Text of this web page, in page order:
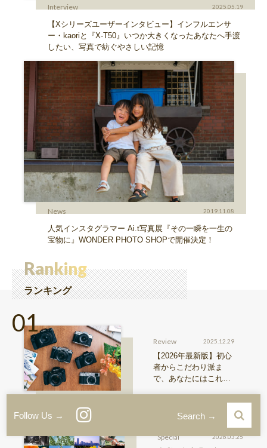
Follow Us → Search →
Interview 2025.05.19
【Xシリーズユーザーインタビュー】インフルエンサ
ー・kaoriと『X-T50』いつか大きくなったあなたへ手渡
したい、写真で紡ぐやさしい記憶
News 2019.11.08
人気インスタグラマー Ai.t写真展『その一瞬を一生の
宝物に』WONDER PHOTO SHOPで開催決定！
Ranking
ランキング
Review 2025.12.29
【2026年最新版】初心
者からこだわり派ま
で、あなたにはこれが
『Xシリーズ』&『GFX
シリーズ』機種比較！
Special 2026.03.25